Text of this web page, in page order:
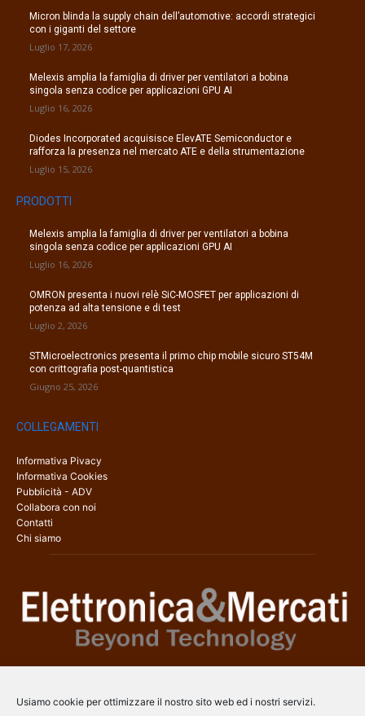
Usiamo cookie per ottimizzare il nostro sito web ed i nostri servizi.
Micron blinda la supply chain dell’automotive: accordi strategici
con i giganti del settore
Luglio 17, 2026
Melexis amplia la famiglia di driver per ventilatori a bobina
singola senza codice per applicazioni GPU AI
Luglio 16, 2026
Diodes Incorporated acquisisce ElevATE Semiconductor e
rafforza la presenza nel mercato ATE e della strumentazione
Luglio 15, 2026
PRODOTTI
Melexis amplia la famiglia di driver per ventilatori a bobina
singola senza codice per applicazioni GPU AI
Luglio 16, 2026
OMRON presenta i nuovi relè SiC-MOSFET per applicazioni di
potenza ad alta tensione e di test
Luglio 2, 2026
STMicroelectronics presenta il primo chip mobile sicuro ST54M
con crittografia post-quantistica
Giugno 25, 2026
COLLEGAMENTI
Informativa Pivacy
Informativa Cookies
Pubblicità - ADV
Collabora con noi
Contatti
Chi siamo
una copertura a 360° che coinvolge tecnologie, prodotti, mercati e